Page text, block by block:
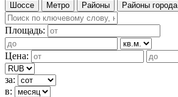
Шоссе Метро Районы Районы города
Площадь:
Цена:
за:
в: